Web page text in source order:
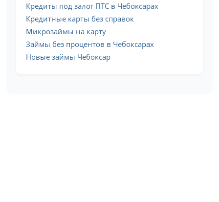
Кредиты под залог ПТС в Чебоксарах
Кредитные карты без справок
Микрозаймы на карту
Займы без процентов в Чебоксарах
Новые займы Чебоксар